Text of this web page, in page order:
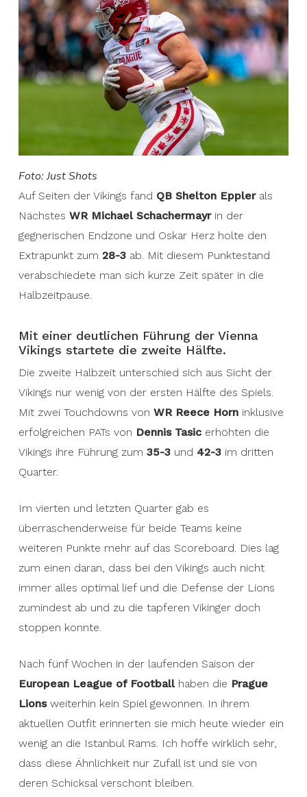
Foto: Just Shots
Auf Seiten der Vikings fand QB Shelton Epplerals
Nächstes WR Michael Schachermayrin der
gegnerischen Endzone und Oskar Herz holte den
Extrapunkt zum 28-3ab. Mit diesem Punktestand
verabschiedete man sich kurze Zeit später in die
Halbzeitpause.
Mit einer deutlichen Führung der Vienna
Vikings startete die zweite Hälfte.
Die zweite Halbzeit unterschied sich aus Sicht der
Vikings nur wenig von der ersten Hälfte des Spiels.
Mit zwei Touchdowns von WR Reece Horninklusive
erfolgreichen PATs von Dennis Tasicerhöhten die
Vikings ihre Führung zum 35-3und 42-3im dritten
Quarter.
Im vierten und letzten Quarter gab es
überraschenderweise für beide Teams keine
weiteren Punkte mehr auf das Scoreboard. Dies lag
zum einen daran, dass bei den Vikings auch nicht
immer alles optimal lief und die Defense der Lions
zumindest ab und zu die tapferen Vikinger doch
stoppen konnte.
Nach fünf Wochen in der laufenden Saison der
European League of Footballhaben die Prague
Lionsweiterhin kein Spiel gewonnen. In ihrem
aktuellen Outfit erinnerten sie mich heute wieder ein
wenig an die Istanbul Rams. Ich hoffe wirklich sehr,
dass diese Ähnlichkeit nur Zufall ist und sie von
deren Schicksal verschont bleiben.